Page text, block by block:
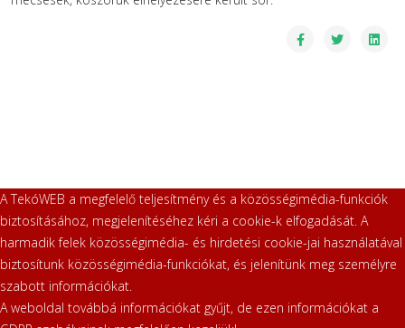
A TekóWEB a megfelelő teljesítmény és a közösségimédia-funkciók
biztosításához, megjelenítéséhez kéri a cookie-k elfogadását. A
harmadik felek közösségimédia- és hirdetési cookie-jai használatával
biztosítunk közösségimédia-funkciókat, és jelenítünk meg személyre
szabott információkat.
A weboldal továbbá információkat gyűjt, de ezen információkat a